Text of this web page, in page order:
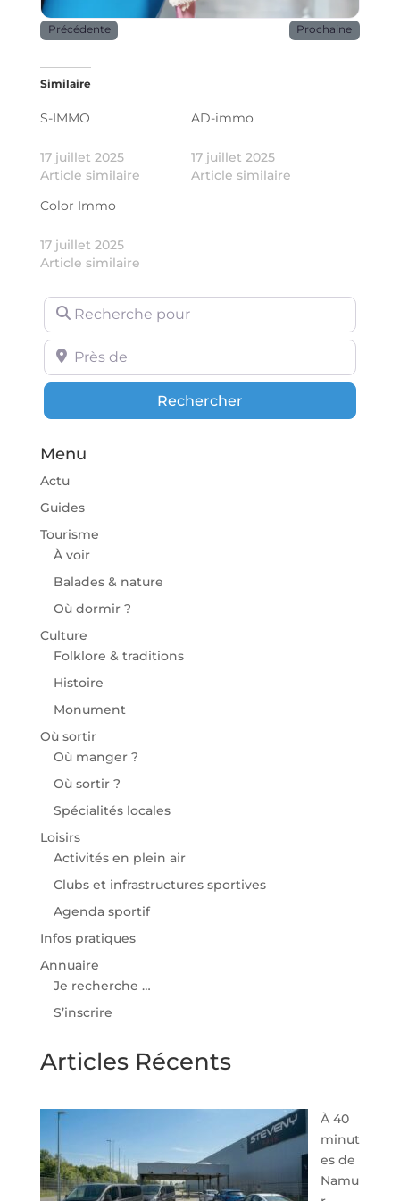
Précédente Prochaine
Similaire
S-IMMO
17 juillet 2025
Article similaire
AD-immo
17 juillet 2025
Article similaire
Color Immo
17 juillet 2025
Article similaire
Recherche pour
Près de
RechercherRechercher
Menu
Actu
Guides
Tourisme
À voir
Balades & nature
Où dormir ?
Culture
Folklore & traditions
Histoire
Monument
Où sortir
Où manger ?
Où sortir ?
Spécialités locales
Loisirs
Activités en plein air
Clubs et infrastructures sportives
Agenda sportif
Infos pratiques
Annuaire
Je recherche …
S’inscrire
Articles Récents
À 40
minut
es de
Namu